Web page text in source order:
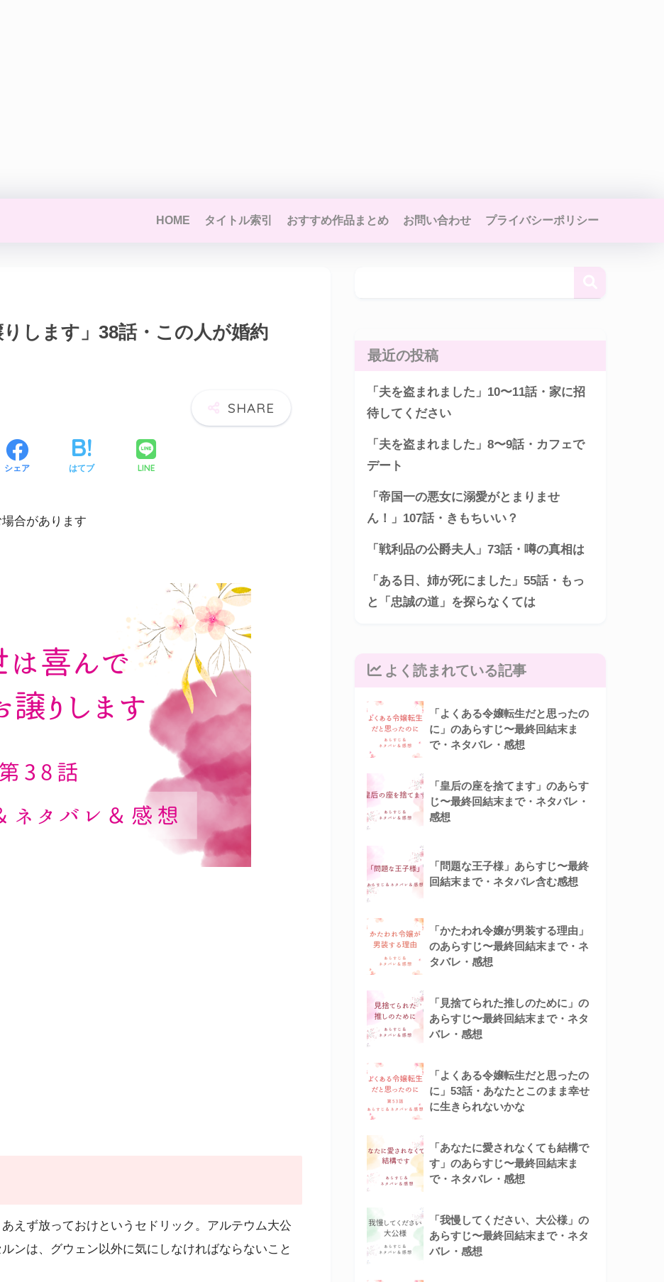
HOME タイトル索引 おすすめ作品まとめ お問い合わせ プライバシーポリシー
りします」38話・この人が婚約
シェア はてブ LINE
合があります
えず放っておけというセドリック。アルテウム大公
ンは、グウェン以外に気にしなければならないこと
最近の投稿
「夫を盗まれました」10〜11話・家に招
待してください
「夫を盗まれました」8〜9話・カフェで
デート
「帝国一の悪女に溺愛がとまりませ
ん！」107話・きもちいい？
「戦利品の公爵夫人」73話・噂の真相は
「ある日、姉が死にました」55話・もっ
と「忠誠の道」を探らなくては
よく読まれている記事
「よくある令嬢転生だと思ったの
に」のあらすじ〜最終回結末ま
で・ネタバレ・感想
「皇后の座を捨てます」のあらす
じ〜最終回結末まで・ネタバレ・
感想
「問題な王子様」あらすじ〜最終
回結末まで・ネタバレ含む感想
「かたわれ令嬢が男装する理由」
のあらすじ〜最終回結末まで・ネ
タバレ・感想
「見捨てられた推しのために」の
あらすじ〜最終回結末まで・ネタ
バレ・感想
「よくある令嬢転生だと思ったの
に」53話・あなたとこのまま幸せ
に生きられないかな
「あなたに愛されなくても結構で
す」のあらすじ〜最終回結末ま
で・ネタバレ・感想
「我慢してください、大公様」の
あらすじ〜最終回結末まで・ネタ
バレ・感想